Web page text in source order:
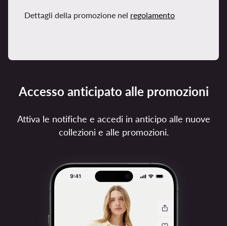
Dettagli della promozione nel regolamento
Accesso anticipato alle promozioni
Attiva le notifiche e accedi in anticipo alle nuove
collezioni e alle promozioni.